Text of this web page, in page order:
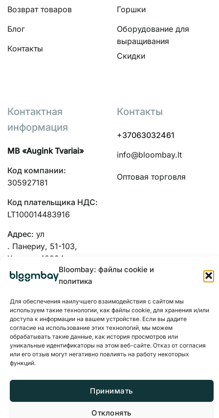
Bloombay: файлы cookie и
политика
Для обеспечения наилучшего взаимодействия с сайтом мы
используем такие технологии, как файлы cookie, для хранения и/или
доступа к информации на вашем устройстве. Если вы дадите
согласие на использование этих технологий, мы можем
обрабатывать такие данные, как история просмотров или
уникальные идентификаторы на этом веб-сайте. Отказ от согласия
или его отзыв могут негативно повлиять на работу некоторых
функций.
Принимать
Отклонять
Возврат товаров
Блог
Контакты
Горшки
Оборудование для
выращивания
Скидки
Контактная
информация
MB «Augink Tvariai»
Код компании:
305927181
Код плательщика НДС:
LT100014483916
Адрес: ул
. Панериу, 51-103,
Каунас, 48334
Контакты
+37063032461
info@bloombay.lt
Оптовая торговля
Политика конфиденциальности